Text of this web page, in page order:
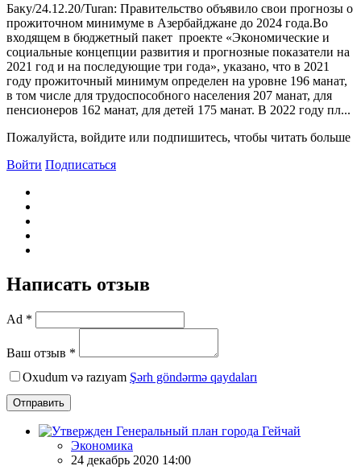
Баку/24.12.20/Turan: Правительство объявило свои прогнозы о
прожиточном минимуме в Азербайджане до 2024 года.Во
входящем в бюджетный пакет проекте «Экономические и
социальные концепции развития и прогнозные показатели на
2021 год и на последующие три года», указано, что в 2021
году прожиточный минимум определен на уровне 196 манат,
в том числе для трудоспособного населения 207 манат, для
пенсионеров 162 манат, для детей 175 манат. В 2022 году пл...
Пожалуйста, войдите или подпишитесь, чтобы читать больше
Войти Подписаться
Написать отзыв
Ad *
Ваш отзыв *
Oxudum və razıyam Şərh göndərmə qaydaları
Отправить
Экономика
24 декабрь 2020 14:00